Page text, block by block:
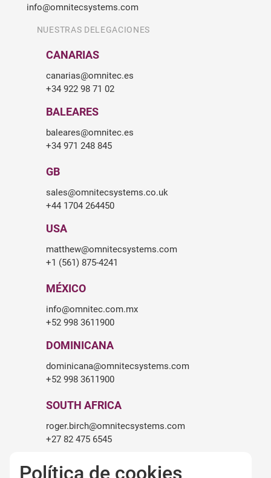
info@omnitecsystems.com
NUESTRAS DELEGACIONES
CANARIAS
canarias@omnitec.es
+34 922 98 71 02
BALEARES
baleares@omnitec.es
+34 971 248 845
GB
sales@omnitecsystems.co.uk
+44 1704 264450
USA
matthew@omnitecsystems.com
+1 (561) 875-4241
MÉXICO
info@omnitec.com.mx
+52 998 3611900
DOMINICANA
dominicana@omnitecsystems.com
+52 998 3611900
SOUTH AFRICA
roger.birch@omnitecsystems.com
+27 82 475 6545
Política de cookies